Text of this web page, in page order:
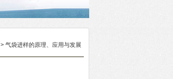
> 气袋进样的原理、应用与发展